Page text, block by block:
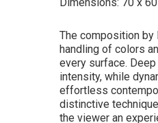
The composition
handling of colors
every surface.
intensity, while
effortless
distinctive
the viewer an